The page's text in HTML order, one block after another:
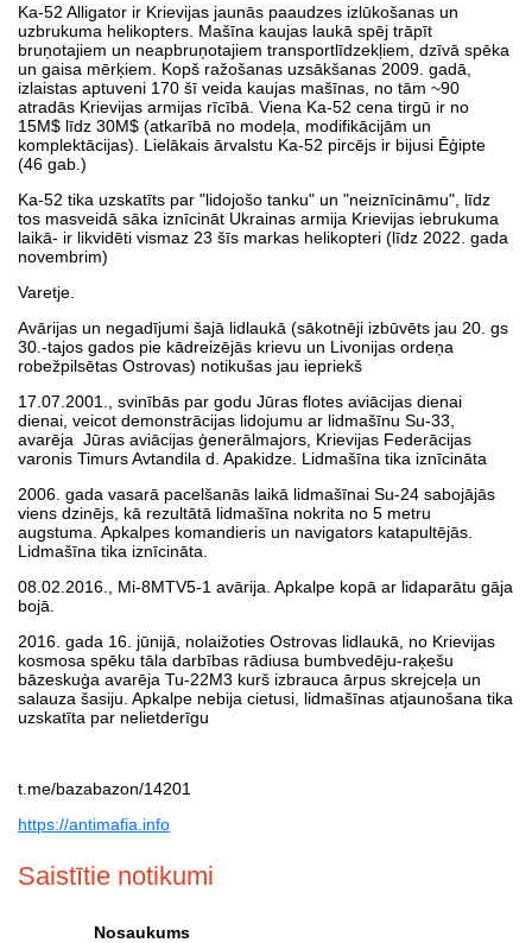
Ka-52 Alligator ir Krievijas jaunās paaudzes izlūkošanas un
uzbrukuma helikopters. Mašīna kaujas laukā spēj trāpīt
bruņotajiem un neapbruņotajiem transportlīdzekļiem, dzīvā spēka
un gaisa mērķiem. Kopš ražošanas uzsākšanas 2009. gadā,
izlaistas aptuveni 170 šī veida kaujas mašīnas, no tām ~90
atradās Krievijas armijas rīcībā. Viena Ka-52 cena tirgū ir no
15M$ līdz 30M$ (atkarībā no modeļa, modifikācijām un
komplektācijas). Lielākais ārvalstu Ka-52 pircējs ir bijusi Ēģipte
(46 gab.)
Ka-52 tika uzskatīts par "lidojošo tanku" un "neiznīcināmu", līdz
tos masveidā sāka iznīcināt Ukrainas armija Krievijas iebrukuma
laikā- ir likvidēti vismaz 23 šīs markas helikopteri (līdz 2022. gada
novembrim)
Varetje.
Avārijas un negadījumi šajā lidlaukā (sākotnēji izbūvēts jau 20. gs
30.-tajos gados pie kādreizējās krievu un Livonijas ordeņa
robežpilsētas Ostrovas) notikušas jau iepriekš
17.07.2001., svinībās par godu Jūras flotes aviācijas dienai
dienai, veicot demonstrācijas lidojumu ar lidmašīnu Su-33,
avarēja Jūras aviācijas ģenerālmajors, Krievijas Federācijas
varonis Timurs Avtandila d. Apakidze. Lidmašīna tika iznīcināta
2006. gada vasarā pacelšanās laikā lidmašīnai Su-24 sabojājās
viens dzinējs, kā rezultātā lidmašīna nokrita no 5 metru
augstuma. Apkalpes komandieris un navigators katapultējās.
Lidmašīna tika iznīcināta.
08.02.2016., Mi-8MTV5-1 avārija. Apkalpe kopā ar lidaparātu gāja
bojā.
2016. gada 16. jūnijā, nolaižoties Ostrovas lidlaukā, no Krievijas
kosmosa spēku tāla darbības rādiusa bumbvedēju-raķešu
bāzeskuģa avarēja Tu-22M3 kurš izbrauca ārpus skrejceļa un
salauza šasiju. Apkalpe nebija cietusi, lidmašīnas atjaunošana tika
uzskatīta par nelietderīgu
t.me/bazabazon/14201
https://antimafia.info
Saistītie notikumi
Nosaukums